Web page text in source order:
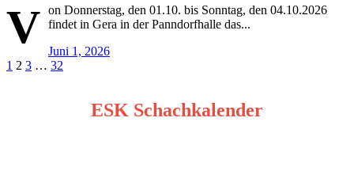
V on Donnerstag, den 01.10. bis Sonntag, den 04.10.2026
findet in Gera in der Panndorfhalle das...
Juni 1, 2026
Seitennummerierung
1 2 3 … 32
ESK Schachkalender